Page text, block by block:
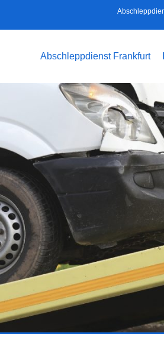
Abschleppdienst Frankfurt